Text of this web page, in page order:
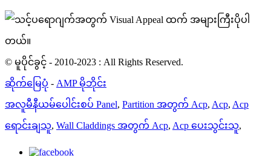
© မူပိုင်ခွင့် - 2010-2023 : All Rights Reserved.
ဆိုက်မြေပုံ - AMP မိုဘိုင်း
အလူမီနီယမ်ပေါင်းစပ် Panel, Partition အတွက် Acp, Acp, Acp
ရောင်းချသူ, Wall Claddings အတွက် Acp, Acp ပေးသွင်းသူ,